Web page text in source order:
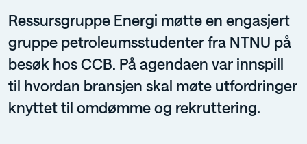
Ressursgruppe Energi møtte en engasjert
gruppe petroleumsstudenter fra NTNU på
besøk hos CCB. På agendaen var innspill
til hvordan bransjen skal møte utfordringer
knyttet til omdømme og rekruttering.